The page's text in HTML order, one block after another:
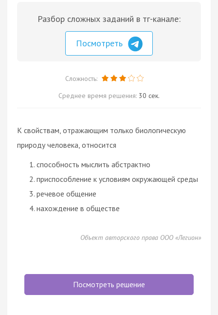
Разбор сложных заданий в тг-канале:
Посмотреть
Сложность:
Среднее время решения: 30 сек.
К свойствам, отражающим только биологическую
природу человека, относится
способность мыслить абстрактно
приспособление к условиям окружающей среды
речевое общение
нахождение в обществе
Объект авторского права ООО «Легион»
Посмотреть решение